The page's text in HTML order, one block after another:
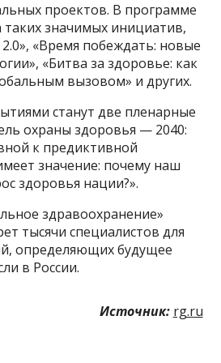
проектов. В программе
значимых инициатив,
«Время побеждать: новые
«Битва за здоровье: как
вызовом» и других.
станут две пленарные
охраны здоровья — 2040:
к предиктивной
значение: почему наш
здоровья нации?».
здравоохранение»
тысячи специалистов для
определяющих будущее
в России.
Источник: rg.ru